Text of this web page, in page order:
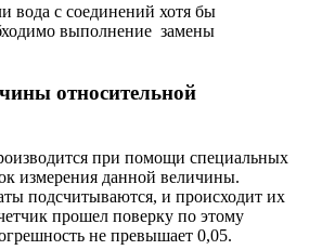
вода с соединений хотя бы
выполнение замены
относительной
при помощи специальных
измерения данной величины.
подсчитываются, и происходит их
прошел поверку по этому
не превышает 0,05.